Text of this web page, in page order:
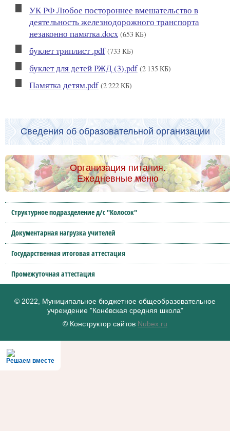
УК РФ Любое постороннее вмешательство в
деятельность железнодорожного транспорта
незаконно памятка.docx (653 КБ)
буклет триплист .pdf (733 КБ)
буклет для детей РЖД (3).pdf (2 135 КБ)
Памятка детям.pdf (2 222 КБ)
Сведения об образовательной организации
Организация питания.
Ежедневные меню
Структурное подразделение д/с "Колосок"
Документарная нагрузка учителей
Государственная итоговая аттестация
Промежуточная аттестация
© 2022, Муниципальное бюджетное общеобразовательное
учреждение "Конёвская средняя школа"
© Конструктор сайтов Nubex.ru
Решаем вместе